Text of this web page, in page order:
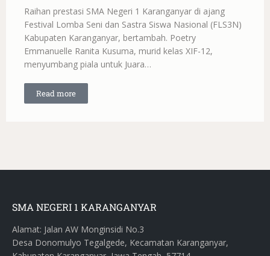
Raihan prestasi SMA Negeri 1 Karanganyar di ajang
Festival Lomba Seni dan Sastra Siswa Nasional (FLS3N)
Kabupaten Karanganyar, bertambah. Poetry
Emmanuelle Ranita Kusuma, murid kelas XIF-12,
menyumbang piala untuk Juara…
Read more
SMA NEGERI 1 KARANGANYAR
Alamat: Jalan AW Monginsidi No.3
Desa Donomulyo Tegalgede, Kecamatan Karanganyar,